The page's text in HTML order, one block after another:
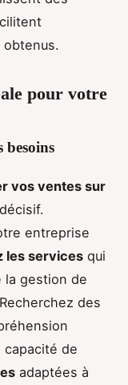
pour votre
besoins
vos ventes sur
entreprise
les services qui
la gestion de
des
de
adaptées à